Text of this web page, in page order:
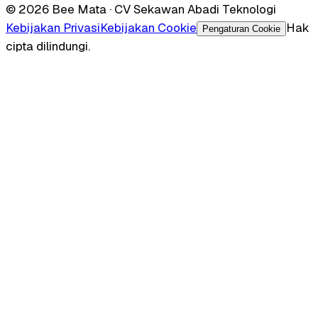
© 2026 Bee Mata · CV Sekawan Abadi Teknologi
Kebijakan PrivasiKebijakan Cookie Pengaturan Cookie
Hak
cipta dilindungi.